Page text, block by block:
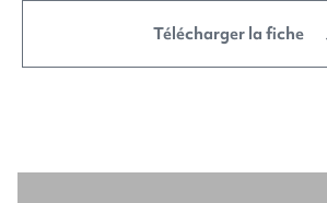
Télécharger la fiche